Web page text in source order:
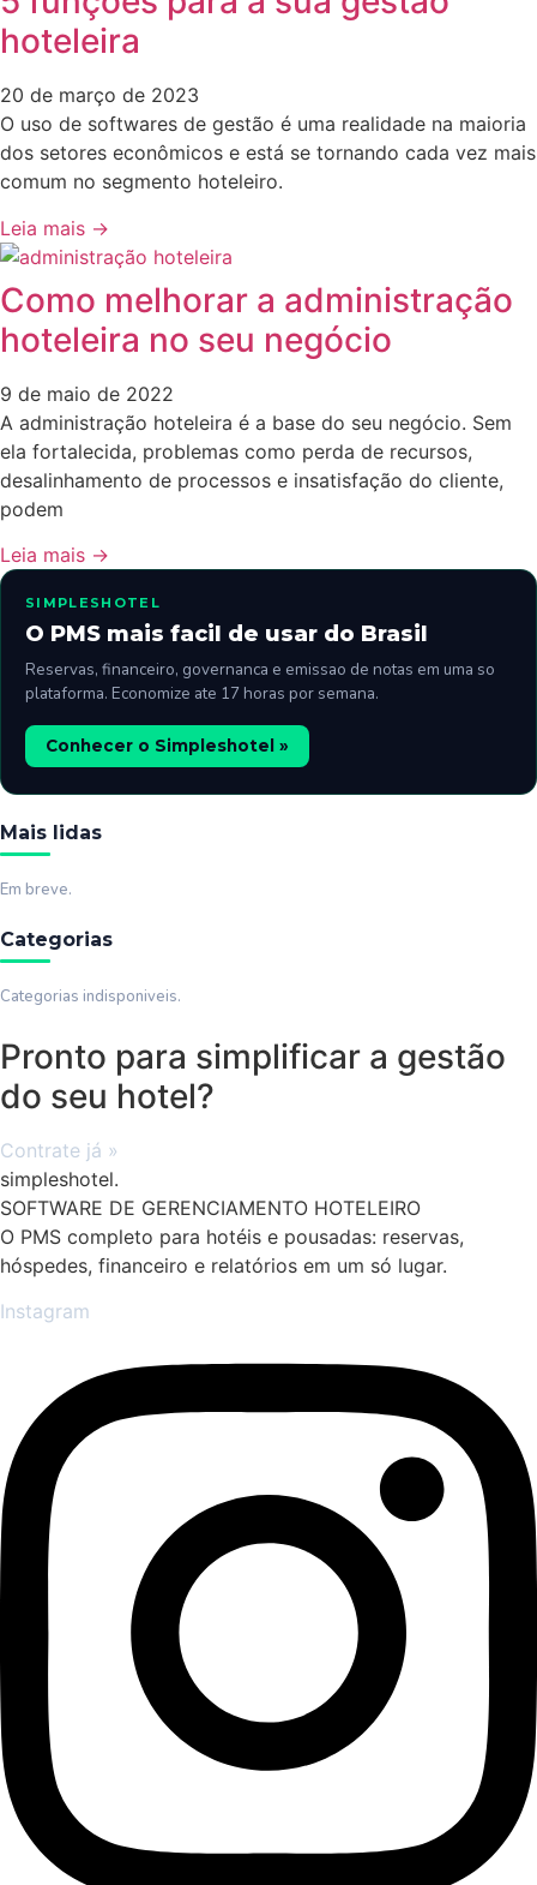
hoteleira
20 de março de 2023
O uso de softwares de gestão é uma realidade na maioria
dos setores econômicos e está se tornando cada vez mais
comum no segmento hoteleiro.
Leia mais →
Como melhorar a administração
hoteleira no seu negócio
9 de maio de 2022
A administração hoteleira é a base do seu negócio. Sem
ela fortalecida, problemas como perda de recursos,
desalinhamento de processos e insatisfação do cliente,
podem
Leia mais →
SIMPLESHOTEL
O PMS mais facil de usar do Brasil
Reservas, financeiro, governanca e emissao de notas em uma so
plataforma. Economize ate 17 horas por semana.
Conhecer o Simpleshotel »
Mais lidas
Em breve.
Categorias
Categorias indisponiveis.
Pronto para simplificar a gestão
do seu hotel?
Contrate já »
simpleshotel.
SOFTWARE DE GERENCIAMENTO HOTELEIRO
O PMS completo para hotéis e pousadas: reservas,
hóspedes, financeiro e relatórios em um só lugar.
Instagram